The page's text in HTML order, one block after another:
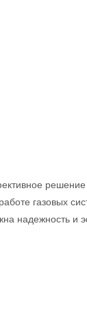
газовых
надежность и